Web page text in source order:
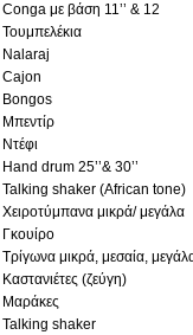
Conga με βάση 11’’ & 12
Τουμπελέκια
Nalaraj
Cajon
Bongos
Μπεντίρ
Ντέφι
Hand drum 25’’& 30’’
Talking shaker (African tone)
Χειροτύμπανα μικρά/ μεγάλα
Γκουίρο
Τρίγωνα μικρά, μεσαία,
Καστανιέτες (ζεύγη)
Μαράκες
Talking shaker